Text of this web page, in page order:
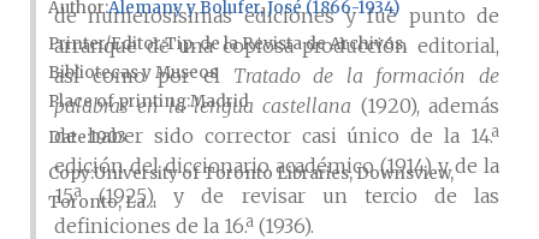
de numerosísimas ediciones y fue punto de
arranque de una copiosa producción editorial,
así como por el Tratado de la formación de
palabras en la lengua castellana (1920), además
de haber sido corrector casi único de la 14.ª
edición del diccionario académico (1914) y de la
15.ª (1925), y de revisar un tercio de las
definiciones de la 16.ª (1936).
AuthorAlemany y Bolufer, José (1866-1934)
Printer/EditorTip. de la Revista de Archivos,
Bibliotecas y Museos
Place of printingMadrid
Date1903
CopyUniversity of Toronto Libraries, Downsview,
Toronto, La...